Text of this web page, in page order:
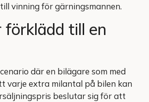
vinning för gärningsmannen.
förklädd till en
där en bilägare som med
varje extra milantal på bilen kan
beslutar sig för att